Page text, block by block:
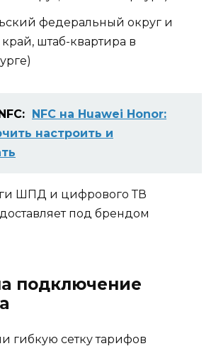
федеральный округ и
штаб-квартира в
NFC на Huawei Honor:
настроить и
ШПД и цифрового ТВ
под брендом
подключение
гибкую сетку тарифов